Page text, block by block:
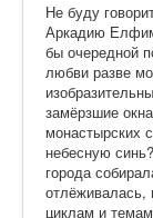
Не буду
Аркадию
бы очередной
любви разве
замёрзшие
монастырских
небесную
города
отлёживалась,
циклам и